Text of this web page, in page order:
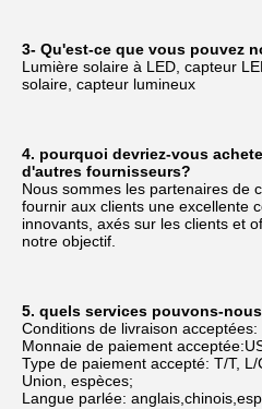
3- Qu'est-ce que vous pouvez
Lumière solaire à LED, capteur
solaire, capteur lumineux
4. pourquoi devriez-vous
d'autres fournisseurs?
Nous sommes les partenaires de
fournir aux clients une excellente
innovants, axés sur les clients et
notre objectif.
5. quels services pouvons-
Conditions de livraison acceptées:
Monnaie de paiement
Type de paiement accepté: T/T,
Union, espèces;
Langue parlée: